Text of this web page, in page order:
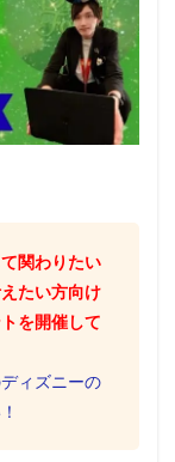
関わりたい
たい方向け
を開催して
ィズニーの